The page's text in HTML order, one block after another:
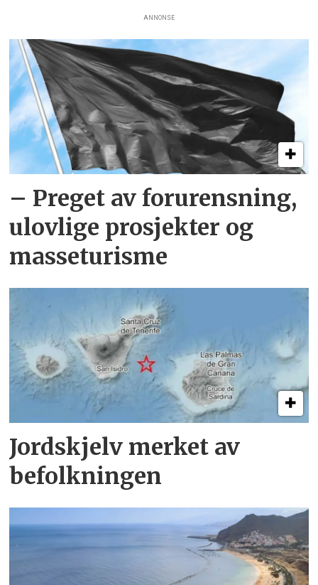
ANNONSE
– Preget av forurensning,
ulovlige prosjekter og
masseturisme
Jordskjelv merket av
befolkningen